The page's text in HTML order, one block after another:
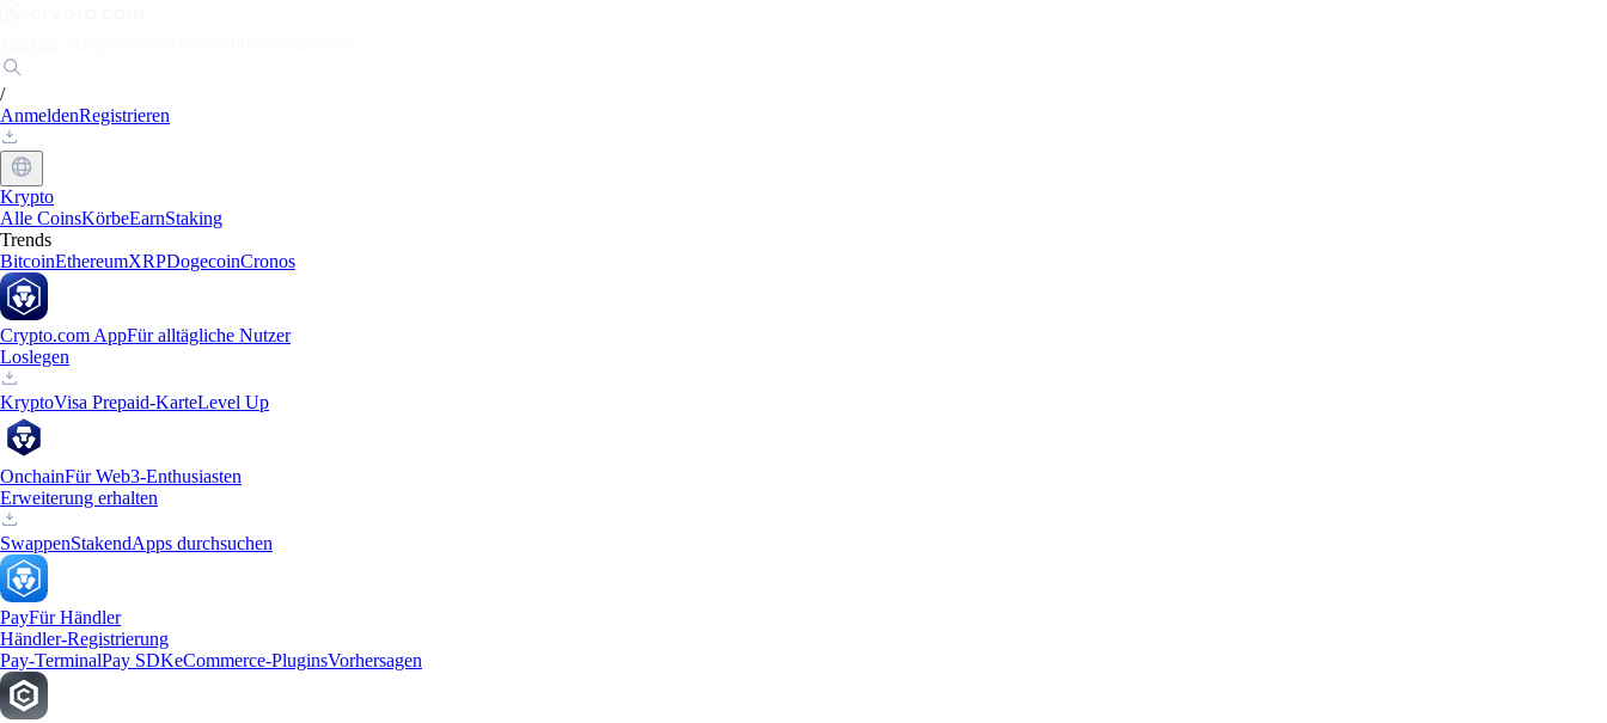
/
AnmeldenRegistrieren
Krypto
Alle CoinsKörbeEarnStaking
Trends
BitcoinEthereumXRPDogecoinCronos
Crypto.com AppFür alltägliche Nutzer
Loslegen
KryptoVisa Prepaid-KarteLevel Up
OnchainFür Web3-Enthusiasten
Erweiterung erhalten
SwappenStakendApps durchsuchen
PayFür Händler
Händler-Registrierung
Pay-TerminalPay SDKeCommerce-PluginsVorhersagen